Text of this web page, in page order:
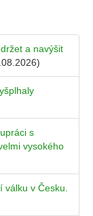
a navýšit
s
vysokého
válku v Česku.